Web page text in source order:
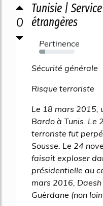
0
Tunisie |
étrangères
Pertinence
17%
Sécurité générale
Risque terroriste
Le 18 mars 2015,
Bardo à Tunis. Le
terroriste fut
Sousse. Le 24
faisait exploser
présidentielle au
mars 2016,
Guèrdane (non